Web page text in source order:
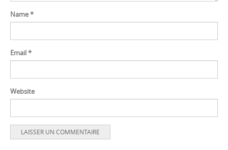
Name*
Email*
Website